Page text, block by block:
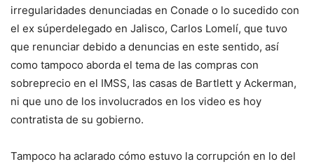
irregularidades denunciadas en Conade o lo sucedido con
el ex súperdelegado en Jalisco, Carlos Lomelí, que tuvo
que renunciar debido a denuncias en este sentido, así
como tampoco aborda el tema de las compras con
sobreprecio en el IMSS, las casas de Bartlett y Ackerman,
ni que uno de los involucrados en los video es hoy
contratista de su gobierno.
Tampoco ha aclarado cómo estuvo la corrupción en lo del